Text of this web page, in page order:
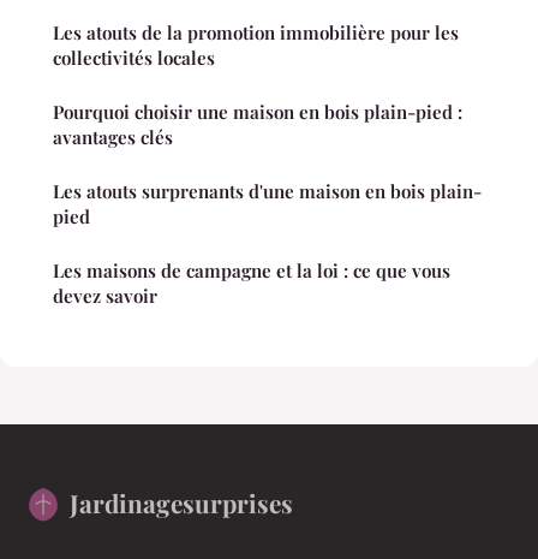
Les atouts de la promotion immobilière pour les
collectivités locales
Pourquoi choisir une maison en bois plain-pied :
avantages clés
Les atouts surprenants d'une maison en bois plain-
pied
Les maisons de campagne et la loi : ce que vous
devez savoir
Jardinagesurprises